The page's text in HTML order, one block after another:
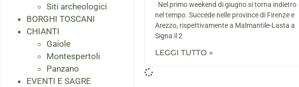
Siti archeologici
BORGHI TOSCANI
CHIANTI
Gaiole
Montespertoli
Panzano
EVENTI E SAGRE
Nel primo weekend di giugno si torna indietro
nel tempo. Succede nelle province di Firenze e
Arezzo, rispettivamente a Malmantile-Lasta a
Signa il 2
LEGGI TUTTO »